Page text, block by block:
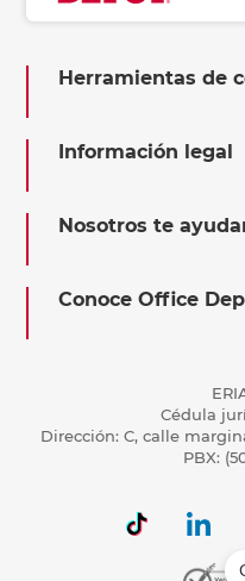
Herramientas de
Información legal
Nosotros te
Conoce Office
Cédula
Dirección: C, calle
PBX: